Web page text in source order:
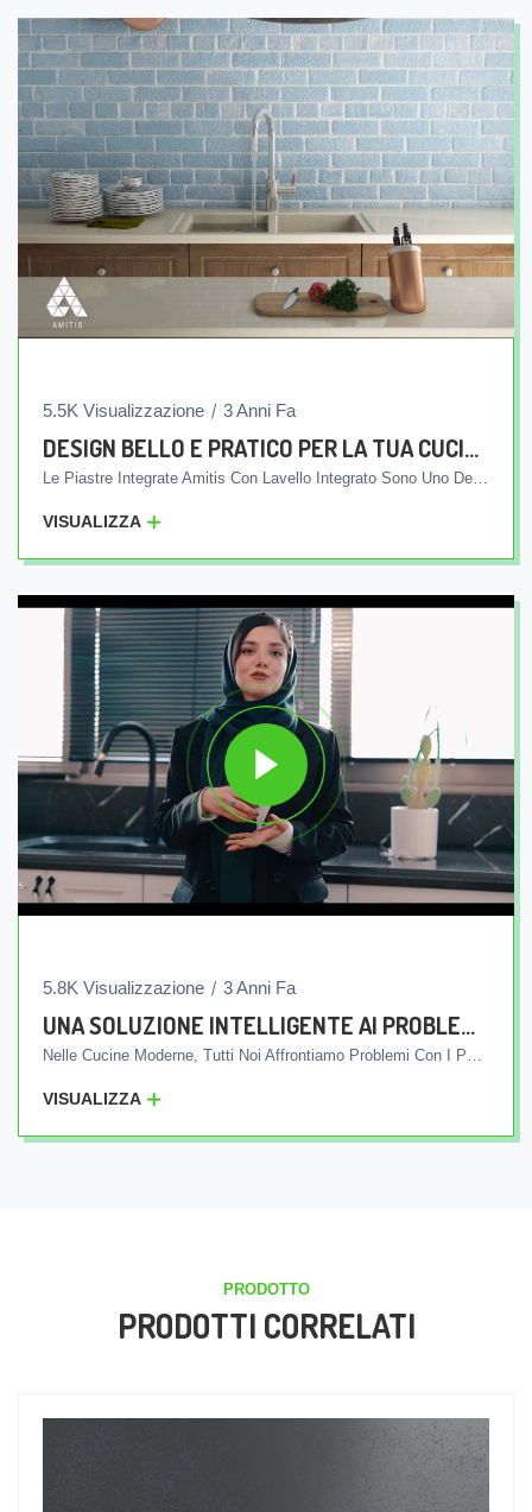
5.5K Visualizzazione 3 Anni Fa
DESIGN BELLO E PRATICO PER LA TUA CUCINA
Le Piastre Integrate Amitis Con Lavello Integrato Sono Uno Dei Prodotti Di Qualità E Commerciabili Della Nostra Azienda. Queste Piastre Sono Prodotte In Un Unico Pezzo Utilizzando Una Tecnologia Di Produzione Avanzata E, A Differenza Di Altri Prodotti, Il Lavello Non È Installato Separatamente Dalla Piastra. Piuttosto, La Piastra E Il Lavello Vengono Prodotti In Modo Integrato E Consegnati Ai Clienti In Un Unico Pezzo. Questa Caratteristica Unica Comporta L'assenza Di Scanalature E Giunture Tra La Piastra E Il Lavello, Che Rende Il Ritorno Dell'acqua All'interno Del Lavello Facilmente Indirizzato Verso Le Condutture Fognarie E Prevenendo La Creazione Di Zone Cutanee Per I Batteri. Inoltre, Queste Piastre Sono Dotate Di Antibatterico Compatibile Con Qualsiasi Tipo Di Detersivo. Ciò Significa Che È Possibile Utilizzare Qualsiasi Tipo Di Detergente Domestico Per Lavare Lo Schermo E Il Lavello Senza Preoccuparsi Dei Suoi Effetti Sulla Superficie Dello Schermo E Del Lavello. Scegliendo Le Piastre Integrate Amitis Con Lavello Integrato, Oltre A Creare Una Cucina Bella E Leggera, Avrai Nella Tua Cucina Servizi Igienici Migliori, Che Consentiranno Agli Utenti Di Lavorare Nella Loro Cucina In Modo Semplice E Agevole.
VISUALIZZA
5.8K Visualizzazione 3 Anni Fa
UNA SOLUZIONE INTELLIGENTE AI PROBLEMI DELLA PIASTRA DELL'ARMADIO DA CUCINA
Nelle Cucine Moderne, Tutti Noi Affrontiamo Problemi Con I Pannelli Dei Mobili In Legno. Questi Problemi Sono Generalmente Causati Dalla Struttura In Legno Di Queste Lastre E Dalla Loro Sensibilità Alla Penetrazione Dell'acqua. La Decomposizione, La Distruzione Dei Piatti E La Crescita Di Batteri Nelle Nostre Cucine Sono Problemi Comuni Che Causano Innumerevoli Preoccupazioni Nel Mantenere Pulito L'ambiente. Ma Ora Facilmente E Con Una Soluzione Intelligente, Noi Di Amitis Group Of Factories Siamo Pronti A Eliminare Per Sempre Questi Problemi. Attraverso La Produzione Dei Pannelli Integrati Amitis, Ti Permettiamo Di Vivere La Tua Cucina Con Tranquillità E Sicurezza. In Base Alle Vostre Esigenze, Le Placche Integrate Amitis Vengono Progettate E Prodotte Su Misura In Diverse Dimensioni E Formati. Grazie Alle Loro Proprietà Uniche, Queste Lastre Non Solo Impediscono La Penetrazione Dell'acqua, Ma Riducono Anche Il Decadimento E La Crescita Batterica. In Questo Modo, Utilizzando Le Piastre Integrate Amitis, Le Tue Preoccupazioni Per Mantenere Pulito L'ambiente Cucina Saranno Ridotte Al Minimo E Ti Regalerà Un Ambiente Sano E Bello. Inoltre, Anche Il Lavello È Collegato Senza Soluzione Di Continuità Con Le Piastre Ed È Prodotto In Modo Semplice E Nel Colore E Nella Dimensione Che Preferisci. Con La Linea Di Produzione Degli Stabilimenti Amitis, I Lavelli Integrati Arrivano A Casa Tua In Vari Colori E Design. Affidarsi Alla Qualità Di Amitis Ti Condurrà Facilmente E Con Sicurezza A Un'esperienza Unica Di Piastre Integrate Nella Tua Cucina. Con Amitis, Dimentica I Problemi E Sperimenta La Qualità Nella Tua Cucina. Inoltre, Cerchiamo Sempre Di Soddisfare Le Vostre Esigenze Nella Progettazione E Produzione Di Pannelli Integrati Per Cucine, Migliorando Continuamente La Tecnologia E Utilizzando Materiali Di Qualità Superiore.
VISUALIZZA
PRODOTTO
PRODOTTI CORRELATI